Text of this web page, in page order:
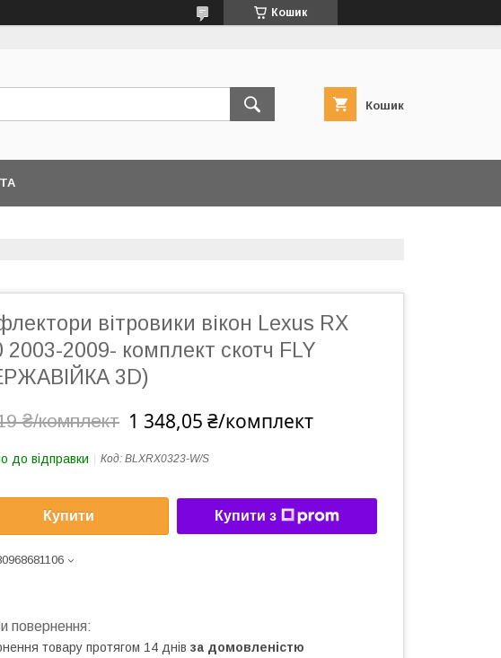
Кошик
Кошик
вітровики вікон Lexus RX
2003-2009- комплект скотч FLY
3D)
₴/комплект 1 348,05 ₴/комплект
до відправки Код: BLXRX0323-W/S
Купити Купити з
товару протягом 14 днів за домовленістю